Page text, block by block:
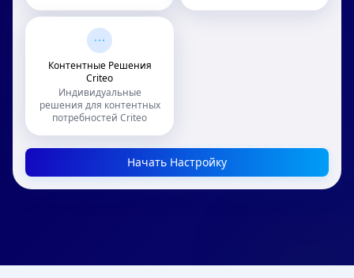
Контентные Решения
Criteo
Индивидуальные
решения для контентных
потребностей Criteo
Начать Настройку